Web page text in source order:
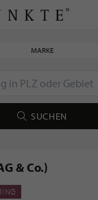
Delikatesse der Welt
MARKE
SUCHEN
& Co.)